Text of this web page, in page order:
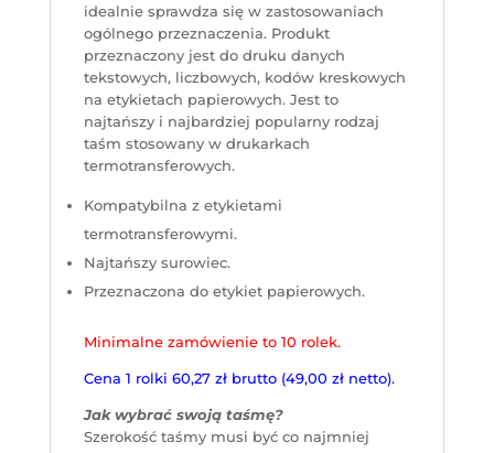
idealnie sprawdza się w zastosowaniach
ogólnego przeznaczenia. Produkt
przeznaczony jest do druku danych
tekstowych, liczbowych, kodów kreskowych
na etykietach papierowych. Jest to
najtańszy i najbardziej popularny rodzaj
taśm stosowany w drukarkach
termotransferowych.
Kompatybilna z etykietami
termotransferowymi.
Najtańszy surowiec.
Przeznaczona do etykiet papierowych.
Minimalne zamówienie to 10 rolek.
Cena 1 rolki 60,27 zł brutto (49,00 zł netto).
Jak wybrać swoją taśmę?
Szerokość taśmy musi być co najmniej